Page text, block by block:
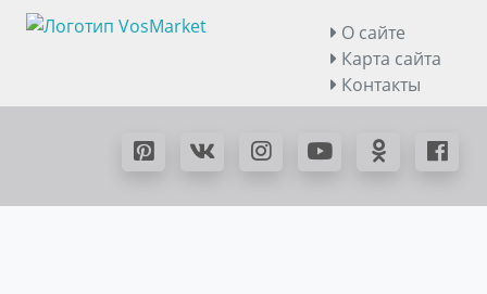
О сайте
Карта сайта
Контакты